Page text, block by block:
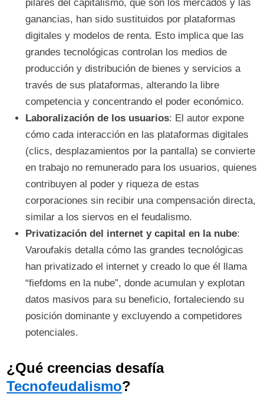
pilares del capitalismo, que son los mercados y las
ganancias, han sido sustituidos por plataformas
digitales y modelos de renta. Esto implica que las
grandes tecnológicas controlan los medios de
producción y distribución de bienes y servicios a
través de sus plataformas, alterando la libre
competencia y concentrando el poder económico.
Laboralización de los usuarios: El autor expone
cómo cada interacción en las plataformas digitales
(clics, desplazamientos por la pantalla) se convierte
en trabajo no remunerado para los usuarios, quienes
contribuyen al poder y riqueza de estas
corporaciones sin recibir una compensación directa,
similar a los siervos en el feudalismo.
Privatización del internet y capital en la nube:
Varoufakis detalla cómo las grandes tecnológicas
han privatizado el internet y creado lo que él llama
“fiefdoms en la nube”, donde acumulan y explotan
datos masivos para su beneficio, fortaleciendo su
posición dominante y excluyendo a competidores
potenciales.
¿Qué creencias desafía
Tecnofeudalismo?